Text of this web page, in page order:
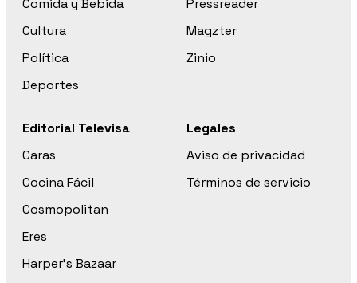
Comida y Bebida
Cultura
Política
Deportes
Pressreader
Magzter
Zinio
Editorial Televisa
Caras
Cocina Fácil
Cosmopolitan
Eres
Harper’s Bazaar
Legales
Aviso de privacidad
Términos de servicio